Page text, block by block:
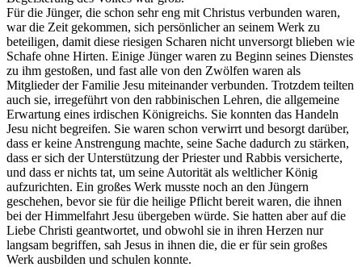
Für die Jünger, die schon sehr eng mit Christus verbunden waren,
war die Zeit gekommen, sich persönlicher an seinem Werk zu
beteiligen, damit diese riesigen Scharen nicht unversorgt blieben wie
Schafe ohne Hirten. Einige Jünger waren zu Beginn seines Dienstes
zu ihm gestoßen, und fast alle von den Zwölfen waren als
Mitglieder der Familie Jesu miteinander verbunden. Trotzdem teilten
auch sie, irregeführt von den rabbinischen Lehren, die allgemeine
Erwartung eines irdischen Königreichs. Sie konnten das Handeln
Jesu nicht begreifen. Sie waren schon verwirrt und besorgt darüber,
dass er keine Anstrengung machte, seine Sache dadurch zu stärken,
dass er sich der Unterstützung der Priester und Rabbis versicherte,
und dass er nichts tat, um seine Autorität als weltlicher König
aufzurichten. Ein großes Werk musste noch an den Jüngern
geschehen, bevor sie für die heilige Pflicht bereit waren, die ihnen
bei der Himmelfahrt Jesu übergeben würde. Sie hatten aber auf die
Liebe Christi geantwortet, und obwohl sie in ihren Herzen nur
langsam begriffen, sah Jesus in ihnen die, die er für sein großes
Werk ausbilden und schulen konnte.